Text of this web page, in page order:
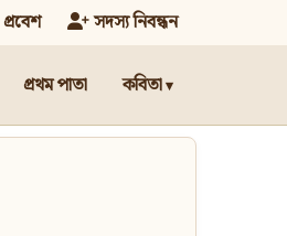
প্রবেশ সদস্য নিবন্ধন
প্রথম পাতা কবিতা